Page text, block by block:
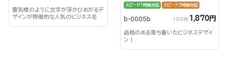
蜃気楼のように文字が浮かびあがるデ
ザインが特徴的な人気のビジネス名
スピード1時間対応 スピード3時間対応
b-0005b 100枚 1,870円
品格のある落ち着いたビジネスデザイ
ン！